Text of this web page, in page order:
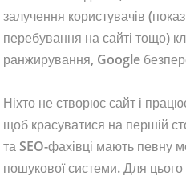
залучення користувачів
перебування на сайті тощо)
ранжирування, Google
Ніхто не створює сайт і
щоб красуватися на першій
та SEO-фахівці мають певну
пошукової системи. Для цього